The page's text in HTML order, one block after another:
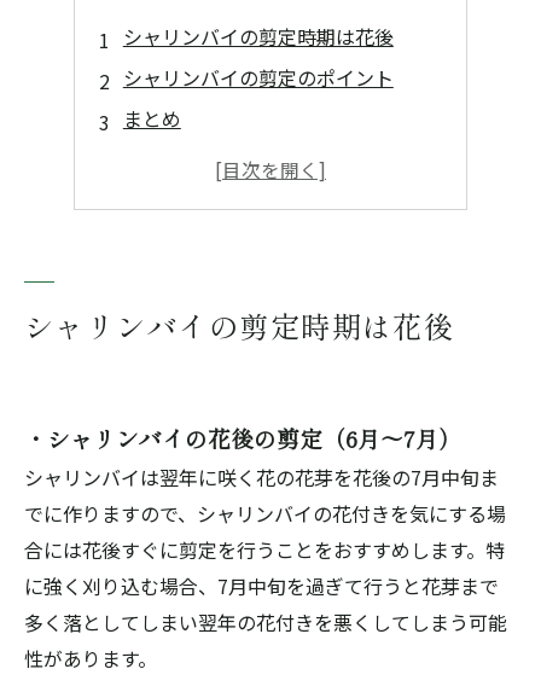
シャリンバイの剪定時期は花後
シャリンバイの剪定のポイント
まとめ
シャリンバイの剪定時期は花後
・シャリンバイの花後の剪定（6月～7月）
シャリンバイは翌年に咲く花の花芽を花後の7月中旬ま
でに作りますので、シャリンバイの花付きを気にする場
合には花後すぐに剪定を行うことをおすすめします。特
に強く刈り込む場合、7月中旬を過ぎて行うと花芽まで
多く落としてしまい翌年の花付きを悪くしてしまう可能
性があります。